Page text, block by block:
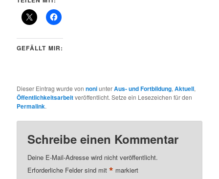
GEFÄLLT MIR:
Dieser Eintrag wurde vonnoniunterAus- und Fortbildung,Aktuell,
Öffentlichkeitsarbeitveröffentlicht. Setze ein Lesezeichen für den
Permalink.
Schreibe einen Kommentar
Deine E-Mail-Adresse wird nicht veröffentlicht.
Erforderliche Felder sind mit* markiert